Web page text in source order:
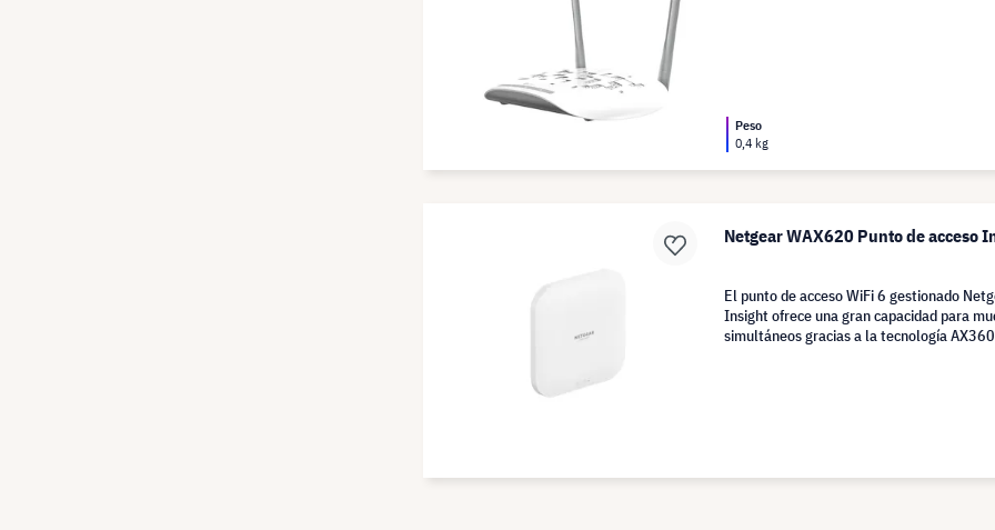
Peso
0,4 kg
Netgear WAX620 Punto de acceso
El punto de acceso WiFi 6 gestionado
Insight ofrece una gran capacidad para
simultáneos gracias a la tecnología